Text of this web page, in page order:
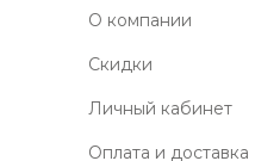
О компании
Скидки
Личный кабинет
Оплата и доставка